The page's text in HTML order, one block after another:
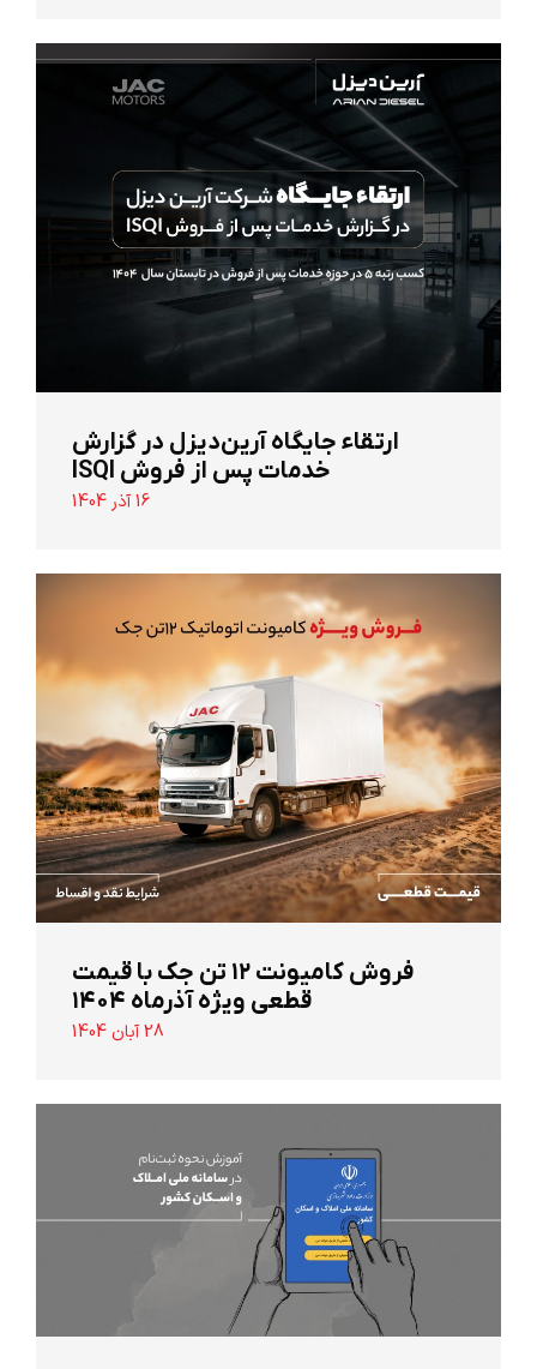
ارتقاء جایگاه آرین‌دیزل در گزارش
خدمات پس از فروش ISQI
16 آذر 1404
‌فروش کامیونت ۱۲ تن جک با قیمت
قطعی ویژه آذرماه ۱۴۰۴
28 آبان 1404